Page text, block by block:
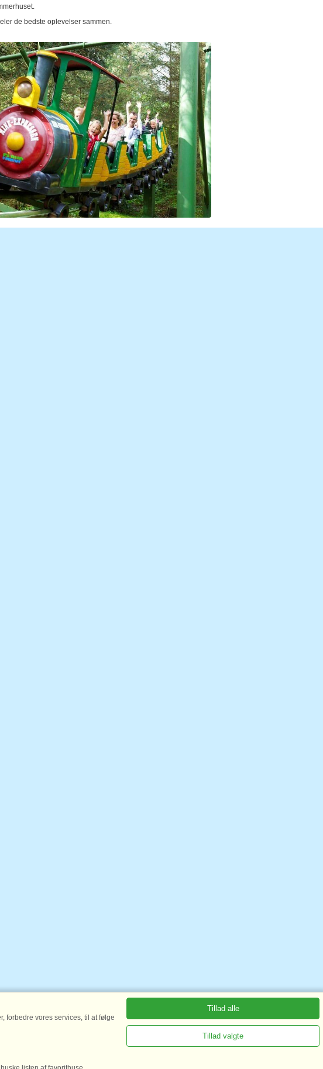
de bedste oplevelser sammen.
forbedre vores services, til at følge
Tillad alle
Tillad valgte